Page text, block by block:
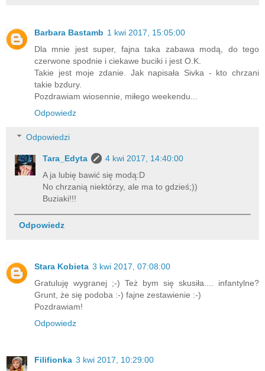
Barbara Bastamb 1 kwi 2017, 15:05:00
Dla mnie jest super, fajna taka zabawa modą, do tego
czerwone spodnie i ciekawe buciki i jest O.K.
Takie jest moje zdanie. Jak napisała Sivka - kto chrzani
takie bzdury.
Pozdrawiam wiosennie, miłego weekendu...
Odpowiedz
Odpowiedzi
Tara_Edyta
4 kwi 2017, 14:40:00
A ja lubię bawić się modą:D
No chrzanią niektórzy, ale ma to gdzieś;))
Buziaki!!!
Odpowiedz
Stara Kobieta 3 kwi 2017, 07:08:00
Gratuluję wygranej ;-) Też bym się skusiła.... infantylne?
Grunt, że się podoba :-) fajne zestawienie :-)
Pozdrawiam!
Odpowiedz
Filifionka 3 kwi 2017, 10:29:00